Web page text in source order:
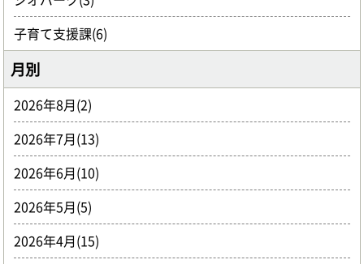
子育て支援課(6)
月別
2026年8月(2)
2026年7月(13)
2026年6月(10)
2026年5月(5)
2026年4月(15)